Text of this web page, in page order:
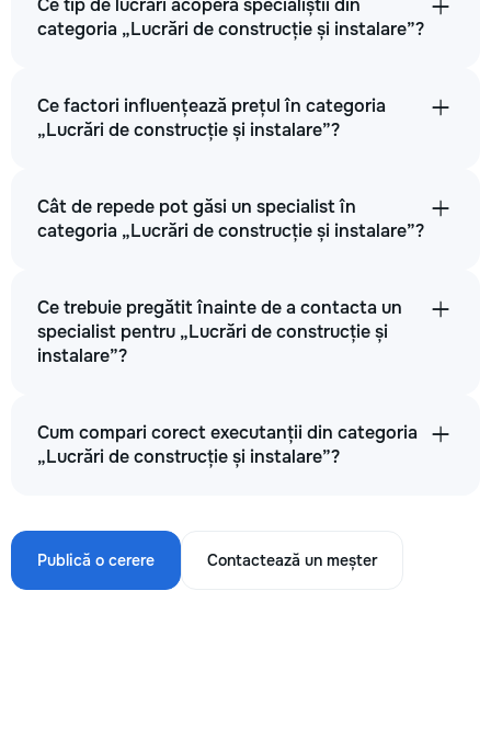
Ce tip de lucrări acoperă specialiștii din
categoria „Lucrări de construcție și instalare”?
Ce factori influențează prețul în categoria
„Lucrări de construcție și instalare”?
Cât de repede pot găsi un specialist în
categoria „Lucrări de construcție și instalare”?
Ce trebuie pregătit înainte de a contacta un
specialist pentru „Lucrări de construcție și
instalare”?
Cum compari corect executanții din categoria
„Lucrări de construcție și instalare”?
Publică o cerere Contactează un meșter